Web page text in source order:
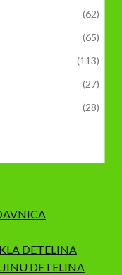
(62)
(65)
(113)
(27)
(28)
DETELINA
DETELINA